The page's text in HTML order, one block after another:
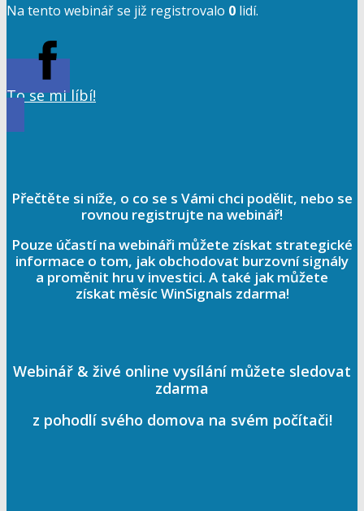
Na tento webinář se již registrovalo 0 lidí.
To se mi líbí!
Přečtěte si níže, o co se s Vámi chci podělit, nebo se
rovnou registrujte na webinář!
Pouze účastí na webináři můžete získat strategické
informace o tom, jak obchodovat burzovní signály
a proměnit hru v investici. A také jak můžete
získat měsíc WinSignals zdarma!
Webinář & živé online vysílání můžete sledovat
zdarma
z pohodlí svého domova na svém počítači!